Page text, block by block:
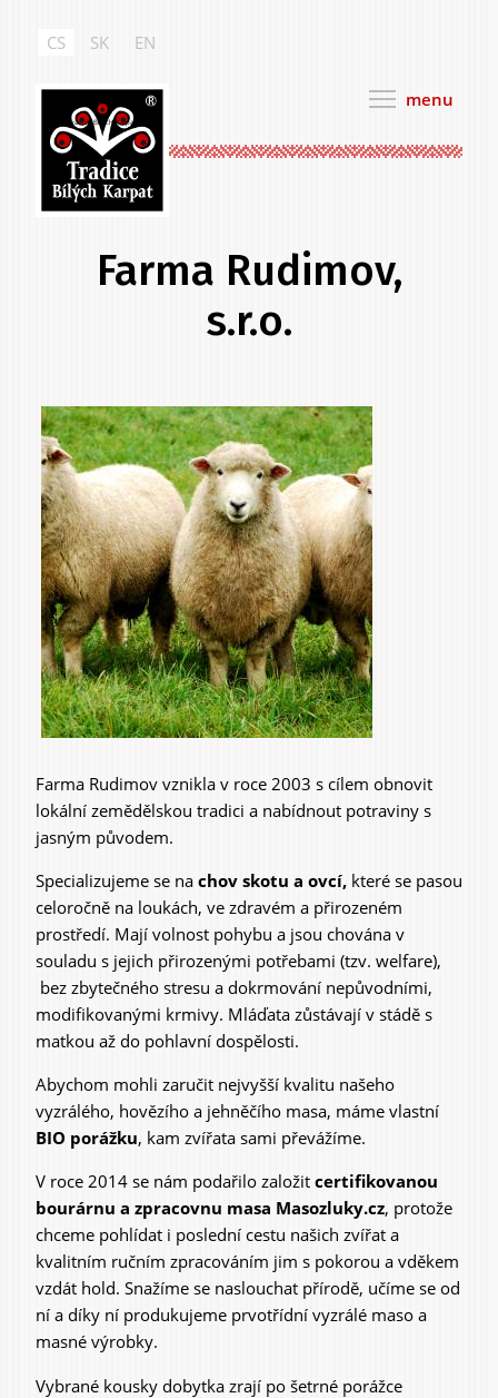
obsahu
Tradice Bílých Karpat
menu
CS SK EN
Farma Rudimov,
s.r.o.
Hlavní
záložky
.
Farma Rudimov vznikla v roce 2003 s cílem obnovit
lokální zemědělskou tradici a nabídnout potraviny s
jasným původem.
Specializujeme se na chov skotu a ovcí, které se pasou
celoročně na loukách, ve zdravém a přirozeném
prostředí. Mají volnost pohybu a jsou chována v
souladu s jejich přirozenými potřebami (tzv. welfare),
bez zbytečného stresu a dokrmování nepůvodními,
modifikovanými krmivy. Mláďata zůstávají v stádě s
matkou až do pohlavní dospělosti.
Abychom mohli zaručit nejvyšší kvalitu našeho
vyzrálého, hovězího a jehněčího masa, máme vlastní
BIO porážku, kam zvířata sami převážíme.
V roce 2014 se nám podařilo založit certifikovanou
bourárnu a zpracovnu masa Masozluky.cz, protože
chceme pohlídat i poslední cestu našich zvířat a
kvalitním ručním zpracováním jim s pokorou a vděkem
vzdát hold. Snažíme se naslouchat přírodě, učíme se od
ní a díky ní produkujeme prvotřídní vyzrálé maso a
masné výrobky.
Vybrané kousky dobytka zrají po šetrné porážce